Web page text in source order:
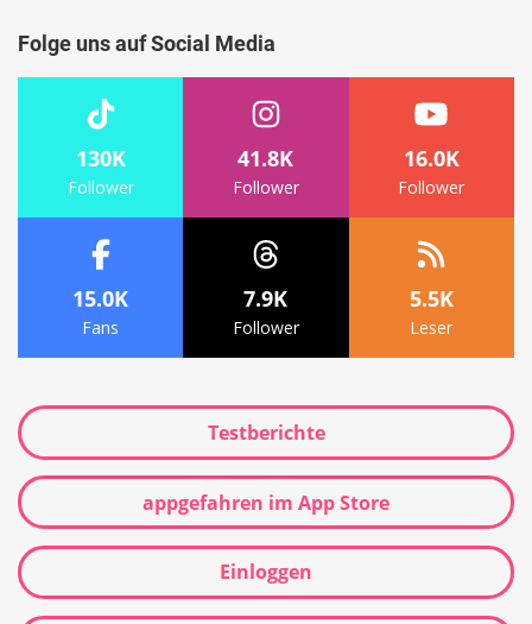
Folge uns auf Social Media
130K
Follower
41.8K
Follower
16.0K
Follower
15.0K
Fans
7.9K
Follower
5.5K
Leser
Testberichte
appgefahren im App Store
Einloggen